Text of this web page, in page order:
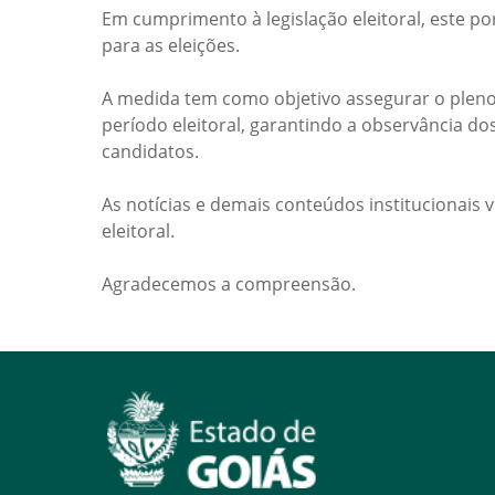
Em cumprimento à legislação eleitoral, este
para as eleições.
A medida tem como objetivo assegurar o
período eleitoral, garantindo a observância
candidatos.
As notícias e demais conteúdos institucionais
eleitoral.
Agradecemos a compreensão.